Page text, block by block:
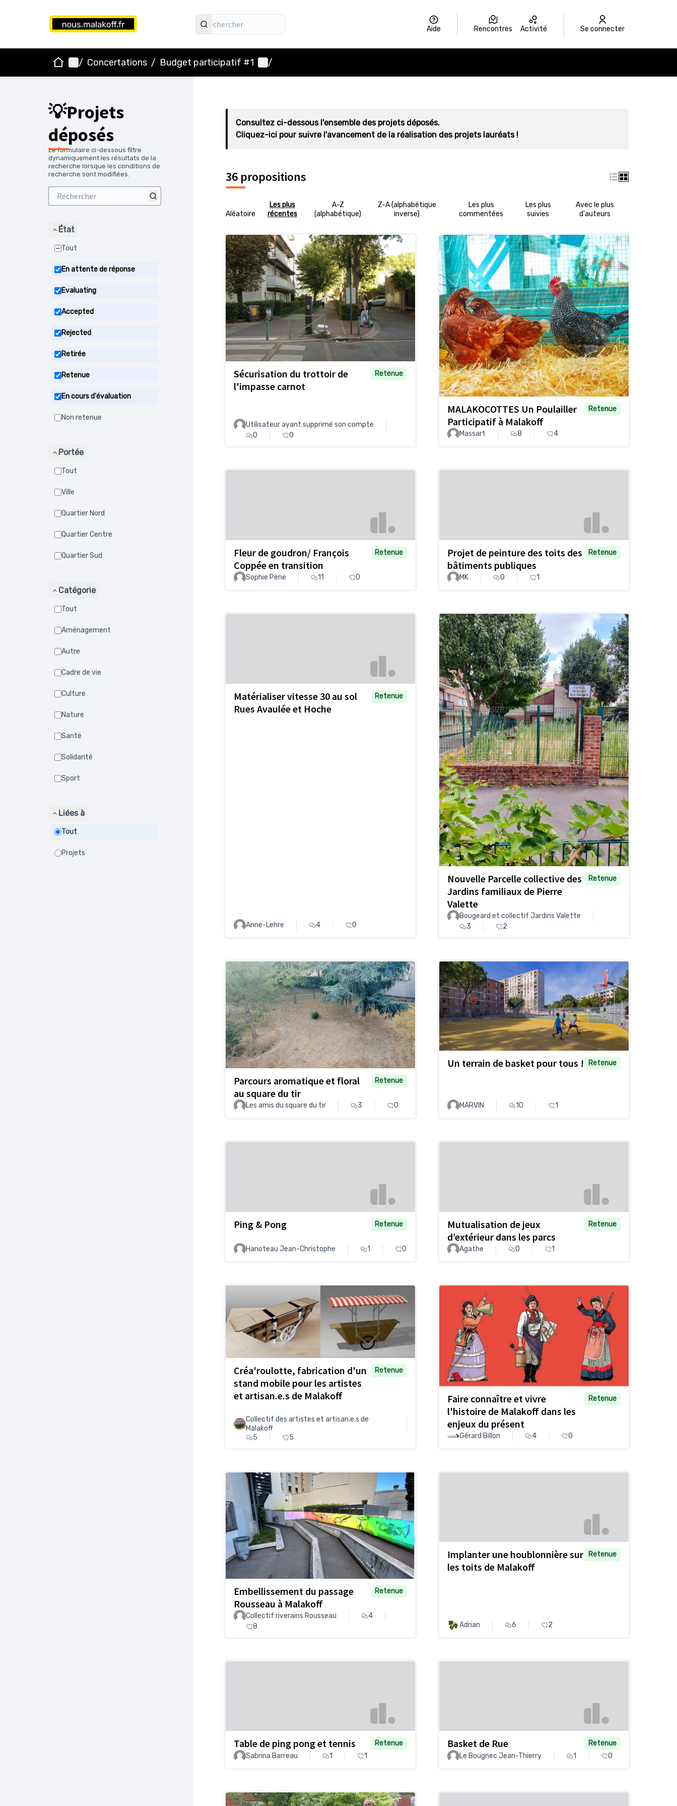
Aide Rencontres Activité Se connecter
AccueilMenu principal
/ Concertations / Budget participatif #1 Menu utilisateur
/
💡Projets
déposés
Le formulaire ci-dessous filtre
dynamiquement les résultats de la
recherche lorsque les conditions de
recherche sont modifiées.
État
Tout
En attente de réponse
Evaluating
Accepted
Rejected
Retirée
Retenue
En cours d'évaluation
Non retenue
Portée
Tout
Ville
Quartier Nord
Quartier Centre
Quartier Sud
Catégorie
Tout
Aménagement
Autre
Cadre de vie
Culture
Nature
Santé
Solidarité
Sport
Liées à
Tout
Projets
Consultez ci-dessous l'ensemble des projets déposés.
Cliquez-ici pour suivre l'avancement de la réalisation des projets lauréats !
36 propositions
Aléatoire
Les plus
récentes
A-Z
(alphabétique)
Z-A (alphabétique
inverse)
Les plus
commentées
Les plus
suivies
Avec le plus
d'auteurs
Sécurisation du trottoir de
l'impasse carnot
Retenue
Utilisateur ayant supprimé son compte
0
0
MALAKOCOTTES Un Poulailler
Participatif à Malakoff
Retenue
Massart 8 4
Fleur de goudron/ François
Coppée en transition
Retenue
Sophie Pène 11 0
Projet de peinture des toits des
bâtiments publiques
Retenue
MK 0 1
Matérialiser vitesse 30 au sol
Rues Avaulée et Hoche
Retenue
Anne-Lehre 4 0
Nouvelle Parcelle collective des
Jardins familiaux de Pierre
Valette
Retenue
Bougeard et collectif Jardins Valette
3
2
Parcours aromatique et floral
au square du tir
Retenue
Les amis du square du tir 3 0
Un terrain de basket pour tous ! Retenue
MARVIN 10 1
Ping & Pong Retenue
Hanoteau Jean-Christophe 1 0
Mutualisation de jeux
d’extérieur dans les parcs
Retenue
Agathe 0 1
Créa'roulotte, fabrication d'un
stand mobile pour les artistes
et artisan.e.s de Malakoff
Retenue
Collectif des artistes et artisan.e.s de
Malakoff
5
5
Faire connaître et vivre
l'histoire de Malakoff dans les
enjeux du présent
Retenue
Gérard Billon 4 0
Embellissement du passage
Rousseau à Malakoff
Retenue
Collectif riverains Rousseau
4
8
Implanter une houblonnière sur
les toits de Malakoff
Retenue
Adrian 6 2
Table de ping pong et tennis
Retenue
Sabrina Barreau
1 1
Basket de Rue
Retenue
Le Bougnec Jean-Thierry
1 0